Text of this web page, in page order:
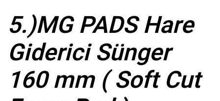
5.)MG PADS Hare
Giderici Sünger
160 mm ( Soft Cut